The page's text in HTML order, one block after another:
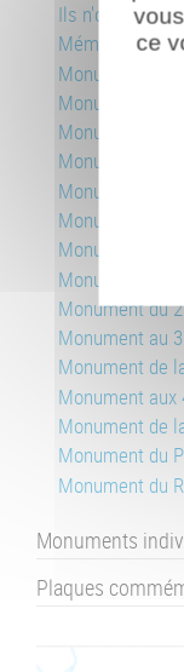
Ils n'ont pas
Mémorial
Monument
Monument
Monument aux
Monument
Monument
Monument au
Monument au
Monument au
Monument du
Monument au
Monument de
Monument aux
Monument de
Monument du
Monument du
Monuments
Plaques
ce